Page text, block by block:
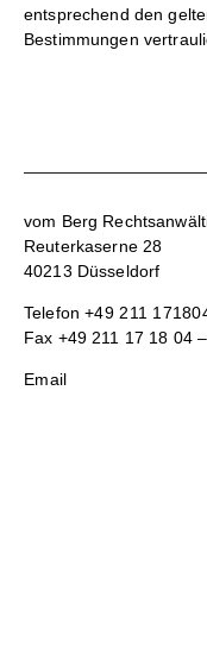
entsprechend den
Bestimmungen
vom Berg
Reuterkaserne 28
40213 Düsseldorf
Telefon+49 211
Fax +49 211 17 18 04
Email